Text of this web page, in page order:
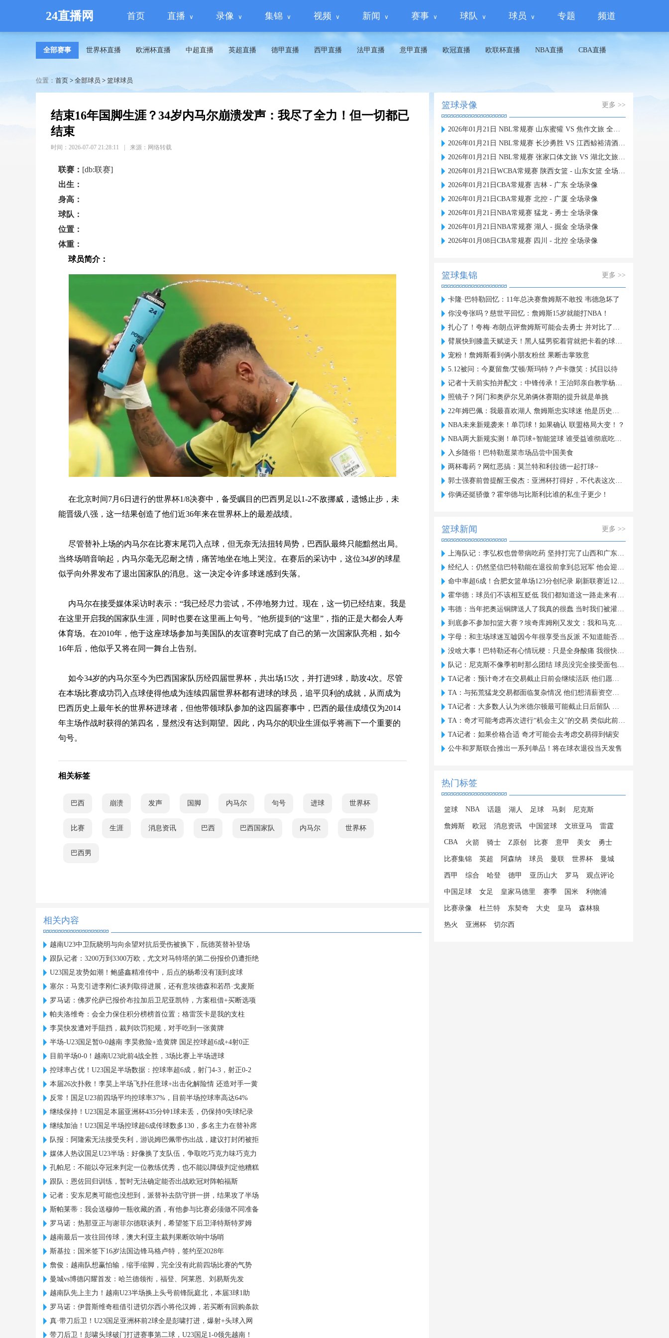
24直播网 首页 直播 录像 集锦 视频 新闻 赛事 球队 球员 专题 频道
全部赛事 世界杯直播 欧洲杯直播 中超直播 英超直播 德甲直播 西甲直播 法甲直播 意甲直播 欧冠直播 欧联杯直播 NBA直播 CBA直播
位置： 首页 > 全部球员 > 篮球球员
结束16年国脚生涯？34岁内马尔崩溃发声：我尽了全力！但一切都已
结束
时间：2026-07-07 21:28:11 来源：网络转载
联赛： [db:联赛]
出生：
身高：
球队：
位置：
体重：
球员简介：
在北京时间7月6日进行的世界杯1/8决赛中，备受瞩目的巴西男足以1-2不敌挪威，遗憾止步，未
能晋级八强，这一结果创造了他们近36年来在世界杯上的最差战绩。
尽管替补上场的内马尔在比赛末尾罚入点球，但无奈无法扭转局势，巴西队最终只能黯然出局。
当终场哨音响起，内马尔毫无忍耐之情，痛苦地坐在地上哭泣。在赛后的采访中，这位34岁的球星
似乎向外界发布了退出国家队的消息。这一决定令许多球迷感到失落。
内马尔在接受媒体采访时表示：“我已经尽力尝试，不停地努力过。现在，这一切已经结束。我是
在这里开启我的国家队生涯，同时也要在这里画上句号。”他所提到的“这里”，指的正是大都会人寿
体育场。在2010年，他于这座球场参加与美国队的友谊赛时完成了自己的第一次国家队亮相，如今
16年后，他似乎又将在同一舞台上告别。
如今34岁的内马尔至今为巴西国家队历经四届世界杯，共出场15次，并打进9球，助攻4次。尽管
在本场比赛成功罚入点球使得他成为连续四届世界杯都有进球的球员，追平贝利的成就，从而成为
巴西历史上最年长的世界杯进球者，但他带领球队参加的这四届赛事中，巴西的最佳成绩仅为2014
年主场作战时获得的第四名，显然没有达到期望。因此，内马尔的职业生涯似乎将画下一个重要的
句号。
相关标签
巴西 崩溃 发声 国脚 内马尔 句号 进球 世界杯
比赛 生涯 消息资讯 巴西 巴西国家队 内马尔 世界杯
巴西男
相关内容
越南U23中卫阮晓明与向余望对抗后受伤被换下，阮德英替补登场
跟队记者：3200万到3300万欧，尤文对马特塔的第二份报价仍遭拒绝
U23国足攻势如潮！鲍盛鑫精准传中，后点的杨希没有顶到皮球
塞尔：马竞引进李刚仁谈判取得进展，还有意埃德森和若昂·戈麦斯
罗马诺：佛罗伦萨已报价布拉加后卫尼亚凯特，方案租借+买断选项
帕夫洛维奇：会全力保住积分榜榜首位置；格雷茨卡是我的支柱
李昊快发遭对手阻挡，裁判吹罚犯规，对手吃到一张黄牌
半场-U23国足暂0-0越南 李昊救险+造黄牌 国足控球超6成+4射0正
目前半场0-0！越南U23此前4战全胜，3场比赛上半场进球
控球率占优！U23国足半场数据：控球率超6成，射门4-3，射正0-2
本届26次扑救！李昊上半场飞扑任意球+出击化解险情 还造对手一黄
反常！国足U23前四场平均控球率37%，目前半场控球率高达64%
继续保持！U23国足本届亚洲杯435分钟1球未丢，仍保持0失球纪录
继续加油！U23国足半场控球超6成传球数多130，多名主力在替补席
队报：阿隆索无法接受失利，游说姆巴佩带伤出战，建议打封闭被拒
媒体人热议国足U23半场：好像换了支队伍，争取吃巧克力味巧克力
孔帕尼：不能以夺冠来判定一位教练优秀，也不能以降级判定他糟糕
跟队：恩佐回归训练，暂时无法确定能否出战欧冠对阵帕福斯
记者：安东尼奥可能也没想到，派替补去防守拼一拼，结果攻了半场
斯帕莱蒂：我会送穆帅一瓶收藏的酒，有他参与比赛必须做不同准备
罗马诺：热那亚正与谢菲尔德联谈判，希望签下后卫泽特斯特罗姆
越南最后一攻往回传球，澳大利亚主裁判果断吹响中场哨
斯基拉：国米签下16岁法国边锋马格卢特，签约至2028年
詹俊：越南队想赢怕输，缩手缩脚，完全没有此前四场比赛的气势
曼城vs博德闪耀首发：哈兰德领衔，福登、阿莱恩、刘易斯先发
越南队先上主力！越南U23半场换上头号前锋阮庭北，本届3球1助
罗马诺：伊普斯维奇租借引进切尔西小将伦汉姆，若买断有回购条款
真·带刀后卫！U23国足亚洲杯前2球全是彭啸打进，爆射+头球入网
带刀后卫！彭啸头球破门打进赛事第二球，U23国足1-0领先越南！
篮球录像 更多 >>
2026年01月21日 NBL常规赛 山东蜜獾 VS 焦作文旅 全场录像
2026年01月21日 NBL常规赛 长沙勇胜 VS 江西鲸裕清酒 全场录像
2026年01月21日 NBL常规赛 张家口体文旅 VS 湖北文旅 全场录像
2026年01月21日WCBA常规赛 陕西女篮 - 山东女篮 全场录像
2026年01月21日CBA常规赛 吉林 - 广东 全场录像
2026年01月21日CBA常规赛 北控 - 广厦 全场录像
2026年01月21日NBA常规赛 猛龙 - 勇士 全场录像
2026年01月21日NBA常规赛 湖人 - 掘金 全场录像
2026年01月08日CBA常规赛 四川 - 北控 全场录像
篮球集锦 更多 >>
卡隆·巴特勒回忆：11年总决赛詹姆斯不敢投 韦德急坏了
你没夸张吗？慈世平回忆：詹姆斯15岁就能打NBA！
扎心了！夸梅·布朗点评詹姆斯可能会去勇士 并对比了乔丹科比
臂展快到膝盖天赋逆天！黑人猛男驼着背就把卡着的球取了下来
宠粉！詹姆斯看到俩小朋友粉丝 果断击掌致意
5.12被问：今夏留詹/艾顿/斯玛特？卢卡微笑：拭目以待
记者十天前实拍并配文：中锋传承！王治郅亲自教学杨瀚森
照镜子？阿门和奥萨尔兄弟俩休赛期的提升就是单挑
22年姆巴佩：我最喜欢湖人 詹姆斯忠实球迷 他是历史最佳之一
NBA未来新规袭来！单罚球！如果确认 联盟格局大变！？
NBA两大新规实测！单罚球+智能篮球 谁受益谁彻底吃亏？
入乡随俗！巴特勒逛菜市场品尝中国美食
两杯毒药？网红恶搞：莫兰特和利拉德一起打球~
郭士强赛前曾提醒王俊杰：亚洲杯打得好，不代表这次能发挥高水平
你俩还挺骄傲？霍华德与比斯利比谁的私生子更少！
篮球新闻 更多 >>
上海队记：李弘权也曾带病吃药 坚持打完了山西和广东的两连客
经纪人：仍然坚信巴特勒能在退役前拿到总冠军 他会迎接挑战！
命中率超6成！合肥女篮单场123分创纪录 刷新联赛近12年单场新高
霍华德：球员们不该相互贬低 我们都知道这一路走来有多不容易
韦德：当年把奥运铜牌送人了我真的很蠢 当时我们被灌输唯金牌论
到底参不参加扣篮大赛？埃奇库姆刚又发文：我和马克西可能会参加
字母：和主场球迷互嘘因今年很享受当反派 不知道能否留队
没啥大事！巴特勒还有心情玩梗：只是全身酸痛 我很快就会回来！
队记：尼克斯不像季初时那么团结 球员没完全接受面包体系的角色
TA记者：预计奇才在交易截止日前会继续活跃 他们愿意接手大合同
TA：与拓荒猛龙交易都面临复杂情况 他们想清薪资空间且提高战力
TA记者：大多数人认为米德尔顿最可能截止日后留队 成为买断候选
TA：奇才可能考虑再次进行“机会主义”的交易 类似此前得到吹杨
TA记者：如果价格合适 奇才可能会去考虑交易得到锡安
公牛和罗斯联合推出一系列单品！将在球衣退役当天发售
热门标签
篮球 NBA 话题 湖人 足球 马刺 尼克斯
詹姆斯 欧冠 消息资讯 中国篮球 文班亚马 雷霆
CBA 火箭 骑士 Z原创 比赛 意甲 美女 勇士
比赛集锦 英超 阿森纳 球员 曼联 世界杯 曼城
西甲 综合 哈登 德甲 亚历山大 罗马 观点评论
中国足球 女足 皇家马德里 赛季 国米 利物浦
比赛录像 杜兰特 东契奇 大史 皇马 森林狼
热火 亚洲杯 切尔西